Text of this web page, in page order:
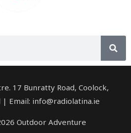
17 Bunratty Road, Coolock,
Email: info@radiolatina.ie
Outdoor Adventure